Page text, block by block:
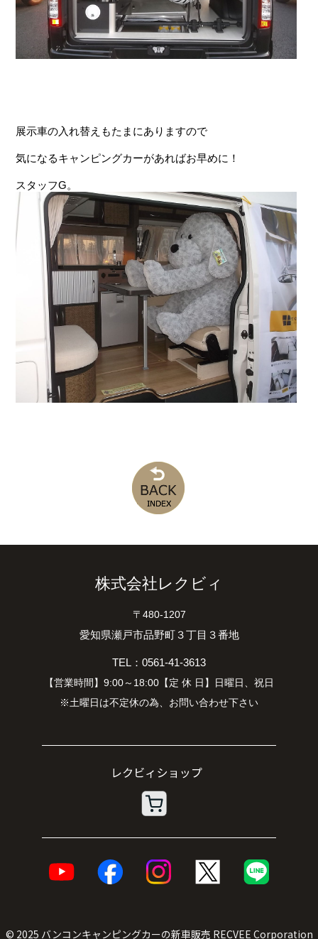
展示車の入れ替えもたまにありますので
気になるキャンピングカーがあればお早めに！
スタッフG。
株式会社レクビィ
〒480-1207
愛知県瀬戸市品野町３丁目３番地
TEL：0561-41-3613
【営業時間】9:00～18:00【定 休 日】日曜日、祝日
※土曜日は不定休の為、お問い合わせ下さい
© 2025 バンコンキャンピングカーの新車販売 RECVEE Corporation